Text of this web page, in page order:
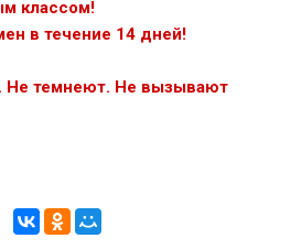
классом!
в течение 14 дней!
Не темнеют. Не вызывают